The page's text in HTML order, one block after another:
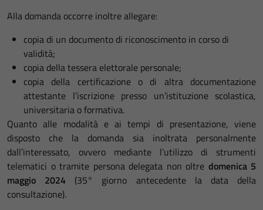
Alla domanda occorre inoltre allegare:
copia di un documento di riconoscimento in corso di
validità;
copia della tessera elettorale personale;
copia della certificazione o di altra documentazione
attestante l’iscrizione presso un’istituzione scolastica,
universitaria o formativa.
Quanto alle modalità e ai tempi di presentazione, viene
disposto che la domanda sia inoltrata personalmente
dall’interessato, ovvero mediante l’utilizzo di strumenti
telematici o tramite persona delegata non oltre domenica 5
maggio 2024 (35° giorno antecedente la data della
consultazione).